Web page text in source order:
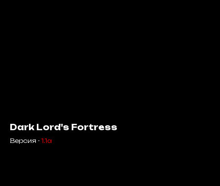
Dark Lord's Fortress
Версия - 1.1a